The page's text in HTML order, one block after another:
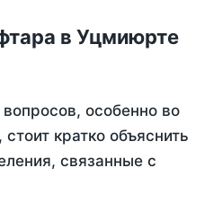
в Уцмиюрте
особенно во
кратко объяснить
связанные с